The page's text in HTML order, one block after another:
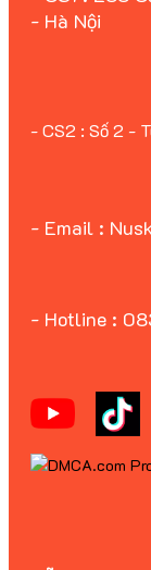
- Hà Nội
- Email :
- Hotline :
- CS2 : Số 2 -